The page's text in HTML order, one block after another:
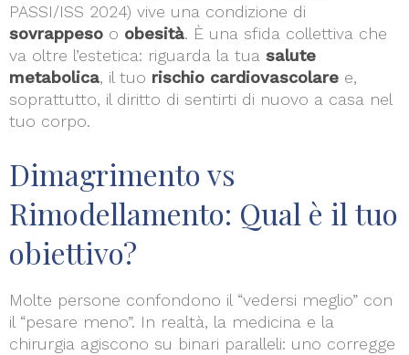
PASSI/ISS 2024) vive una condizione di
sovrappeso o obesità. È una sfida collettiva che
va oltre l’estetica: riguarda la tua salute
metabolica, il tuo rischio cardiovascolare e,
soprattutto, il diritto di sentirti di nuovo a casa nel
tuo corpo.
Dimagrimento vs
Rimodellamento: Qual è il tuo
obiettivo?
Molte persone confondono il “vedersi meglio” con
il “pesare meno”. In realtà, la medicina e la
chirurgia agiscono su binari paralleli: uno corregge